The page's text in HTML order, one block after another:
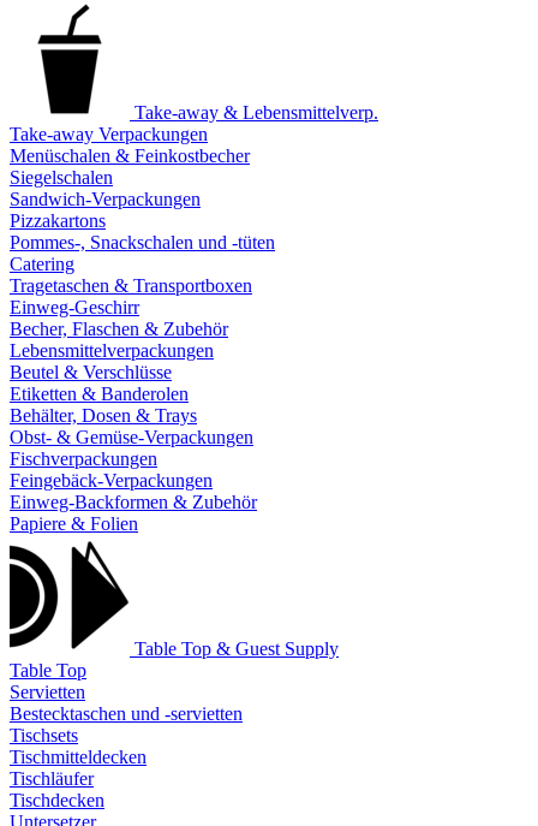
Take-away & Lebensmittelverp.
Take-away Verpackungen
Menüschalen & Feinkostbecher
Siegelschalen
Sandwich-Verpackungen
Pizzakartons
Pommes-, Snackschalen und -tüten
Catering
Tragetaschen & Transportboxen
Einweg-Geschirr
Becher, Flaschen & Zubehör
Lebensmittelverpackungen
Beutel & Verschlüsse
Etiketten & Banderolen
Behälter, Dosen & Trays
Obst- & Gemüse-Verpackungen
Fischverpackungen
Feingebäck-Verpackungen
Einweg-Backformen & Zubehör
Papiere & Folien
Table Top & Guest Supply
Table Top
Servietten
Bestecktaschen und -servietten
Tischsets
Tischmitteldecken
Tischläufer
Tischdecken